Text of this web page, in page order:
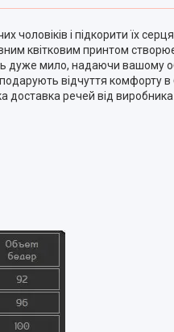
і підкорити їх
квітковим принтом створює
дуже мило, надаючи вашому
відчуття комфорту в
речей від виробника